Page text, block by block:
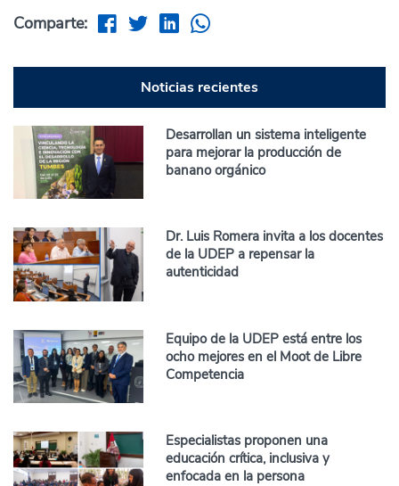
Comparte:
Noticias recientes
Desarrollan un sistema inteligente
para mejorar la producción de
banano orgánico
Dr. Luis Romera invita a los docentes
de la UDEP a repensar la
autenticidad
Equipo de la UDEP está entre los
ocho mejores en el Moot de Libre
Competencia
Especialistas proponen una
educación crítica, inclusiva y
enfocada en la persona